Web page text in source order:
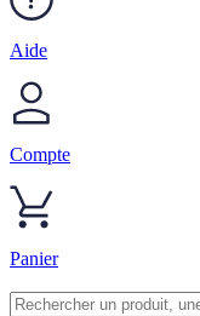
Aide
Compte
Panier